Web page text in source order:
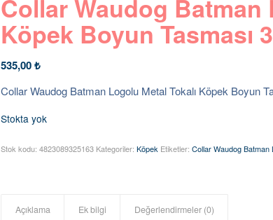
Collar Waudog Batman
Köpek Boyun Tasması
535,00₺
Collar Waudog Batman Logolu Metal Tokalı Köpek Boyun
Stokta yok
Stok kodu:4823089325163 Kategoriler:Köpek Etiketler:Collar Waudog Batman
Açıklama Ek bilgi Değerlendirmeler (0)